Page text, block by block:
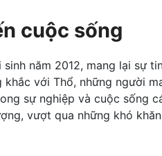
cuộc sống
năm 2012, mang lại sự
với Thổ, những người
sự nghiệp và cuộc sống
vượt qua những khó